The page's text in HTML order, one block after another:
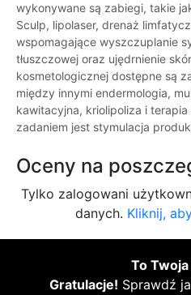
wykonywane są zabiegi, takie
Sculp, lipolaser, drenaż
wspomagające wyszczuplanie
tłuszczowej oraz ujędrnienie
kosmetologicznej dostępne są
między innymi endermologia,
kawitacyjna, kriolipoliza i terapia
zadaniem jest stymulacja
Oceny na
Tylko zalogowani
danych. Kliknij,
To
Gratulacje! Sprawdź